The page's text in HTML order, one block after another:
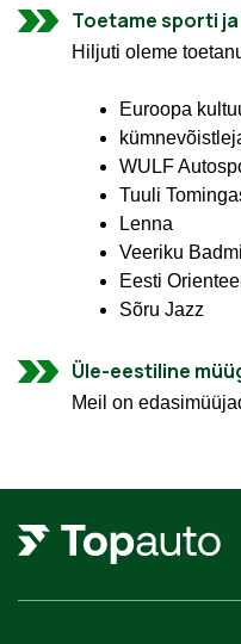
Toetame sporti
Hiljuti oleme
Euroopa
WULF
Tuuli
Lenna
Veeriku
Eesti
Sõru Jazz
Üle-eestiline
Meil on